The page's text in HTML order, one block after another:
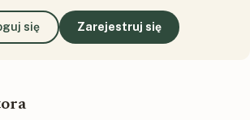
się Zarejestruj się